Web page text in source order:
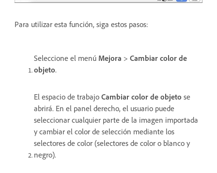
Para utilizar esta función, siga estos pasos:
Seleccione el menú Mejora > Cambiar color de
objeto.
El espacio de trabajo Cambiar color de objeto se
abrirá. En el panel derecho, el usuario puede
seleccionar cualquier parte de la imagen importada
y cambiar el color de selección mediante los
selectores de color (selectores de color o blanco y
negro).